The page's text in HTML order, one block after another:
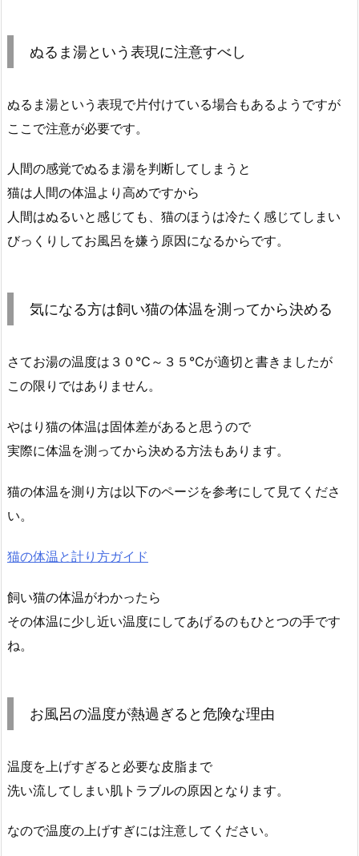
ぬるま湯という表現に注意すべし
ぬるま湯という表現で片付けている場合もあるようですが
ここで注意が必要です。
人間の感覚でぬるま湯を判断してしまうと
猫は人間の体温より高めですから
人間はぬるいと感じても、猫のほうは冷たく感じてしまい
びっくりしてお風呂を嫌う原因になるからです。
気になる方は飼い猫の体温を測ってから決める
さてお湯の温度は３０℃～３５℃が適切と書きましたが
この限りではありません。
やはり猫の体温は固体差があると思うので
実際に体温を測ってから決める方法もあります。
猫の体温を測り方は以下のページを参考にして見てくださ
い。
猫の体温と計り方ガイド
飼い猫の体温がわかったら
その体温に少し近い温度にしてあげるのもひとつの手です
ね。
お風呂の温度が熱過ぎると危険な理由
温度を上げすぎると必要な皮脂まで
洗い流してしまい肌トラブルの原因となります。
なので温度の上げすぎには注意してください。